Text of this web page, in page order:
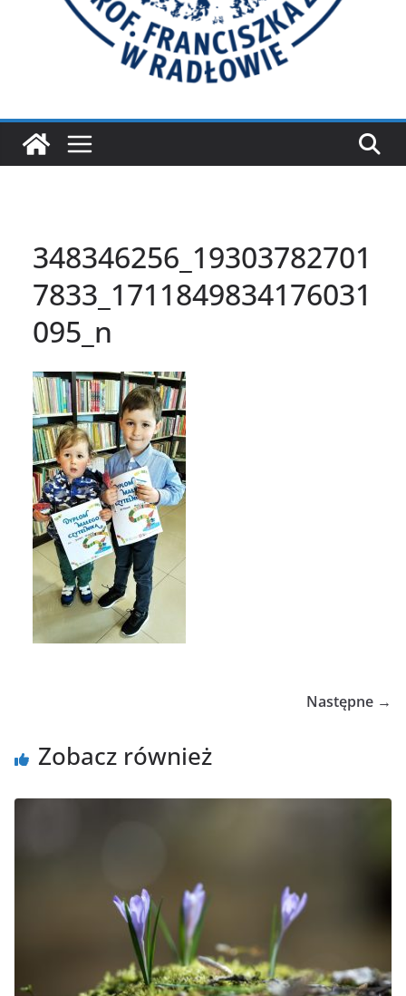
348346256_19303782701
7833_1711849834176031
095_n
Następne →
Zobacz również